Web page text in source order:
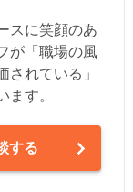
スに笑顔のあ
が「職場の風
れている」
ます。
する